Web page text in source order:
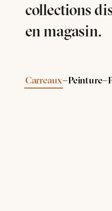
collections
en magasin.
Carreaux-Peinture-